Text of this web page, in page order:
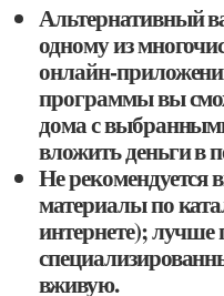
Альтернативный
одному из
онлайн-
программы вы
дома с
вложить деньги в
Не рекомендуется
материалы по
интернете); лучше
вживую.